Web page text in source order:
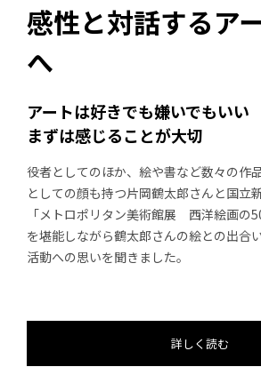
感性と対話するア
へ
アートは好きでも嫌いでもいい
まずは感じることが大切
役者としてのほか、絵や書など数々の作
としての顔も持つ片岡鶴太郎さんと国立
「メトロポリタン美術館展 西洋絵画の
を堪能しながら鶴太郎さんの絵との出合
活動への思いを聞きました。
詳しく読む